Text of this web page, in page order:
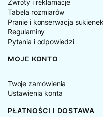
Zwroty i reklamacje
Tabela rozmiarów
Pranie i konserwacja sukienek
Regulaminy
Pytania i odpowiedzi
MOJE KONTO
Twoje zamówienia
Ustawienia konta
PŁATNOŚCI I DOSTAWA